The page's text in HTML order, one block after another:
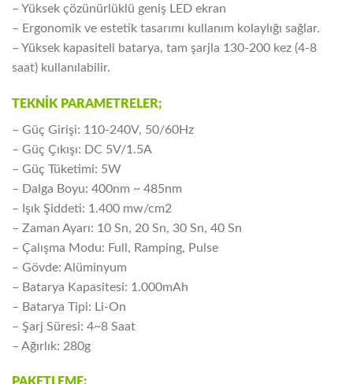
– Yüksek çözünürlüklü geniş LED ekran
– Ergonomik ve estetik tasarımı kullanım kolaylığı sağlar.
– Yüksek kapasiteli batarya, tam şarjla 130-200 kez (4-8
saat) kullanılabilir.
TEKNİK PARAMETRELER;
– Güç Girişi: 110-240V, 50/60Hz
– Güç Çıkışı: DC 5V/1.5A
– Güç Tüketimi: 5W
– Dalga Boyu: 400nm ~ 485nm
– Işık Şiddeti: 1.400 mw/cm2
– Zaman Ayarı: 10 Sn, 20 Sn, 30 Sn, 40 Sn
– Çalışma Modu: Full, Ramping, Pulse
– Gövde: Alüminyum
– Batarya Kapasitesi: 1.000mAh
– Batarya Tipi: Li-On
– Şarj Süresi: 4~8 Saat
– Ağırlık: 280g